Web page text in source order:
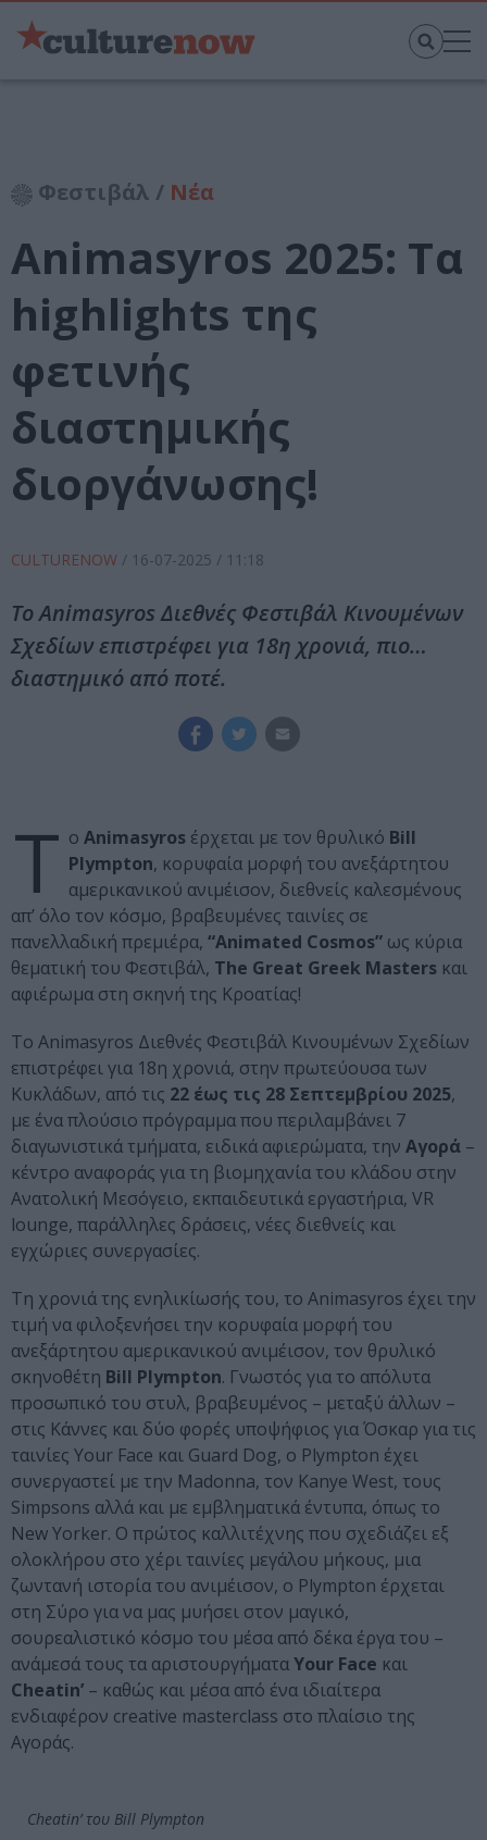
Φεστιβάλ / Νέα
Animasyros 2025: Τα
highlights της
φετινής
διαστημικής
διοργάνωσης!
CULTURENOW / 16-07-2025 / 11:18
To Animasyros Διεθνές Φεστιβάλ Κινουμένων
Σχεδίων επιστρέφει για 18η χρονιά, πιο…
διαστημικό από ποτέ.
Τ ο Animasyros έρχεται με τον θρυλικό Bill
Plympton, κορυφαία μορφή του ανεξάρτητου
αμερικανικού ανιμέισον, διεθνείς καλεσμένους
απ’ όλο τον κόσμο, βραβευμένες ταινίες σε
πανελλαδική πρεμιέρα, “Animated Cosmos” ως κύρια
θεματική του Φεστιβάλ, The Great Greek Masters και
αφιέρωμα στη σκηνή της Κροατίας!
To Animasyros Διεθνές Φεστιβάλ Κινουμένων Σχεδίων
επιστρέφει για 18η χρονιά, στην πρωτεύουσα των
Κυκλάδων, από τις 22 έως τις 28 Σεπτεμβρίου 2025,
με ένα πλούσιο πρόγραμμα που περιλαμβάνει 7
διαγωνιστικά τμήματα, ειδικά αφιερώματα, την Αγορά –
κέντρο αναφοράς για τη βιομηχανία του κλάδου στην
Ανατολική Μεσόγειο, εκπαιδευτικά εργαστήρια, VR
lounge, παράλληλες δράσεις, νέες διεθνείς και
εγχώριες συνεργασίες.
Τη χρονιά της ενηλικίωσής του, το Animasyros έχει την
τιμή να φιλοξενήσει την κορυφαία μορφή του
ανεξάρτητου αμερικανικού ανιμέισον, τον θρυλικό
σκηνοθέτη Bill Plympton. Γνωστός για το απόλυτα
προσωπικό του στυλ, βραβευμένος – μεταξύ άλλων –
στις Κάννες και δύο φορές υποψήφιος για Όσκαρ για τις
ταινίες Your Face και Guard Dog, ο Plympton έχει
συνεργαστεί με την Madonna, τον Kanye West, τους
Simpsons αλλά και με εμβληματικά έντυπα, όπως το
New Yorker. O πρώτος καλλιτέχνης που σχεδιάζει εξ
ολοκλήρου στο χέρι ταινίες μεγάλου μήκους, μια
ζωντανή ιστορία του ανιμέισον, ο Plympton έρχεται
στη Σύρο για να μας μυήσει στον μαγικό,
σουρεαλιστικό κόσμο του μέσα από δέκα έργα του –
ανάμεσά τους τα αριστουργήματαYour Face και
Cheatin’ – καθώς και μέσα από ένα ιδιαίτερα
ενδιαφέρον creative masterclass στο πλαίσιο της
Αγοράς.
Cheatin’ του Bill Plympton